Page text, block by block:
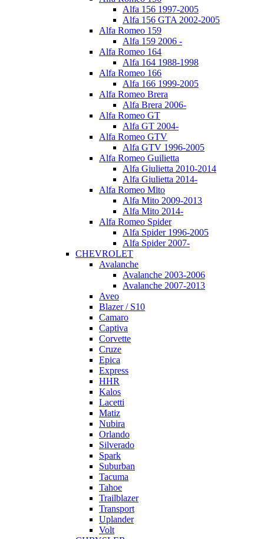
Alfa 156 1997-2005
Alfa 156 GTA 2002-2005
Alfa Romeo 159
Alfa 159 2006 -
Alfa Romeo 164
Alfa 164 1988-1998
Alfa Romeo 166
Alfa 166 1999-2005
Alfa Romeo Brera
Alfa Brera 2006-
Alfa Romeo GT
Alfa GT 2004-
Alfa Romeo GTV
Alfa GTV 1996-2005
Alfa Romeo Guilietta
Alfa Giulietta 2010-2014
Alfa Giulietta 2014-
Alfa Romeo Mito
Alfa Mito 2009-2013
Alfa Mito 2014-
Alfa Romeo Spider
Alfa Spider 1996-2005
Alfa Spider 2007-
CHEVROLET
Avalanche
Avalanche 2003-2006
Avalanche 2007-2013
Aveo
Blazer / S10
Camaro
Captiva
Corvette
Cruze
Epica
Express
HHR
Kalos
Lacetti
Matiz
Nubira
Orlando
Silverado
Spark
Suburban
Tacuma
Tahoe
Trailblazer
Transport
Uplander
Volt